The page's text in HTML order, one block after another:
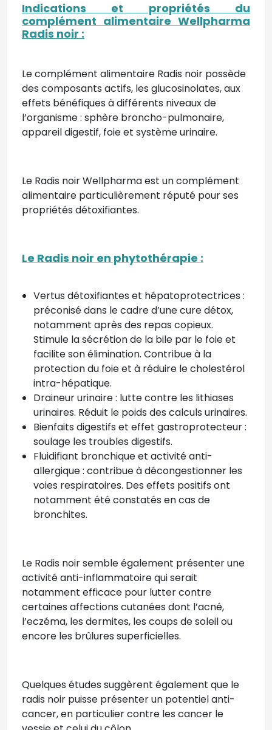
Indications et propriétés du
complément alimentaire Wellpharma
Radis noir :
Le complément alimentaire Radis noir possède
des composants actifs, les glucosinolates, aux
effets bénéfiques à différents niveaux de
l’organisme : sphère broncho-pulmonaire,
appareil digestif, foie et système urinaire.
Le Radis noir Wellpharma est un complément
alimentaire particulièrement réputé pour ses
propriétés détoxifiantes.
Le Radis noir en phytothérapie :
Vertus détoxifiantes et hépatoprotectrices :
préconisé dans le cadre d’une cure détox,
notamment après des repas copieux.
Stimule la sécrétion de la bile par le foie et
facilite son élimination. Contribue à la
protection du foie et à réduire le cholestérol
intra-hépatique.
Draineur urinaire : lutte contre les lithiases
urinaires. Réduit le poids des calculs urinaires.
Bienfaits digestifs et effet gastroprotecteur :
soulage les troubles digestifs.
Fluidifiant bronchique et activité anti-
allergique : contribue à décongestionner les
voies respiratoires. Des effets positifs ont
notamment été constatés en cas de
bronchites.
Le Radis noir semble également présenter une
activité anti-inflammatoire qui serait
notamment efficace pour lutter contre
certaines affections cutanées dont l’acné,
l’eczéma, les dermites, les coups de soleil ou
encore les brûlures superficielles.
Quelques études suggèrent également que le
radis noir puisse présenter un potentiel anti-
cancer, en particulier contre les cancer le